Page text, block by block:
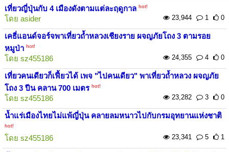
เที่ยวญี่ปุ่นกับ 4 เมืองดังตามแต่ละฤดูกาล hot!
โดย asider 23,944 1 0
เคธี่แอนด์จอร์จพาเที่ยวถ้ำหลวงเชียงราย ผจญภัยโถง 3 ตามรอย
หมูป่า hot!
โดย sz455186 24,355 4 0
เที่ยวคนเดียวก็เฟี้ยวได้ เพจ "ไปคนเดียว" พาเที่ยวถ้ำหลวง ผจญภัย
โถง 3 ปีน คลาน 700 เมตร hot!
โดย sz455186 23,282 3 0
น้ำแร่เมืองไทยไม่แพ้ญี่ปุ่น คลายลมหนาวไปกับกรมอุทยานแห่งชาติ
hot!
โดย sz455186 23,341 5 1